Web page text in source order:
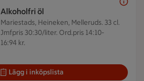
Alkoholfri öl
Mariestads, Heineken, Melleruds. 33 cl.
Jmfpris 30:30/liter. Ord.pris 14:10-
16:94 kr.
Lägg i inköpslista